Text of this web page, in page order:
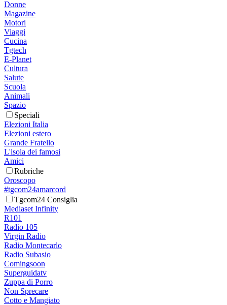
Donne
Magazine
Motori
Viaggi
Cucina
Tgtech
E-Planet
Cultura
Salute
Scuola
Animali
Spazio
Speciali
Elezioni Italia
Elezioni estero
Grande Fratello
L'isola dei famosi
Amici
Rubriche
Oroscopo
#tgcom24amarcord
Tgcom24 Consiglia
Mediaset Infinity
R101
Radio 105
Virgin Radio
Radio Montecarlo
Radio Subasio
Comingsoon
Superguidatv
Zuppa di Porro
Non Sprecare
Cotto e Mangiato